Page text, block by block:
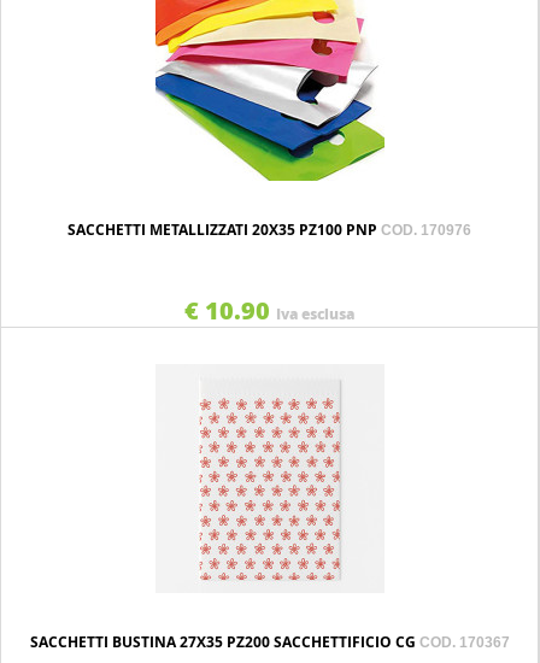
SACCHETTI METALLIZZATI 20X35 PZ100 PNP COD. 170976
€ 10.90 Iva esclusa
SACCHETTI BUSTINA 27X35 PZ200 SACCHETTIFICIO CG COD. 170367